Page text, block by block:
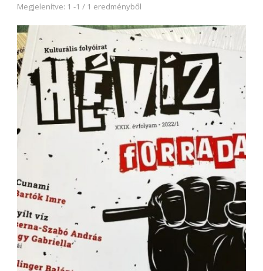
Megjelenítve: 1 -1 / 1 eredményből